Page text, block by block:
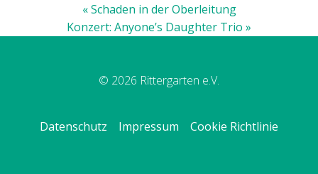
«Schaden in der Oberleitung
Konzert: Anyone’s Daughter Trio »
© 2026 Rittergarten e.V.
Datenschutz Impressum Cookie Richtlinie